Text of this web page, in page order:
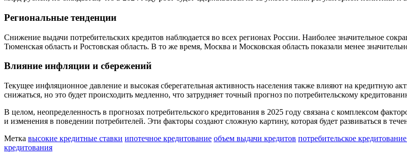
Региональные тенденции
Снижение выдачи потребительских кредитов наблюдается во всех регионах России. Наиболее значительное
Тюменская область и Ростовская область. В то же время, Москва и Московская область показали менее
Влияние инфляции и сбережений
Текущее инфляционное давление и высокая сберегательная активность населения также влияют на кредитную
снижаться, но это будет происходить медленно, что затрудняет точный прогноз по потребительскому
В целом, неопределенность в прогнозах потребительского кредитования в 2025 году связана с комплексом
и изменения в поведении потребителей. Эти факторы создают сложную картину, которая будет развиваться в
Метка высокие кредитные ставки ипотечное кредитование объем выдачи кредитов потребительское
кредитования